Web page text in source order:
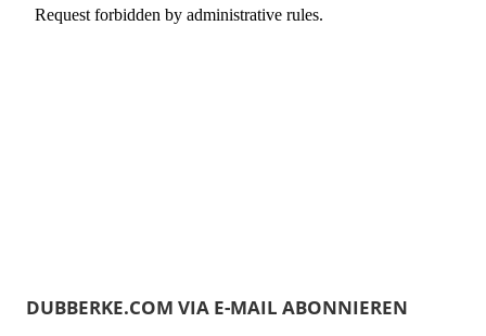
DUBBERKE.COM VIA E-MAIL ABONNIEREN